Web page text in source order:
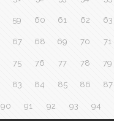
59 60 61 62 63
67 68 69 70 71
75 76 77 78 79
83 84 85 86 87
90 91 92 93 94